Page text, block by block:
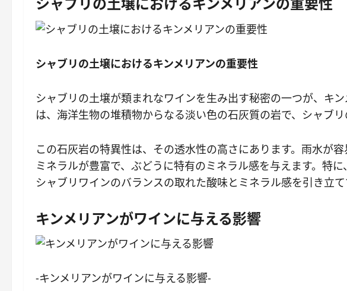
シャブリの土壌におけるキンメリアンの重要性
シャブリの土壌が類まれなワインを生み出す秘密の一つが、キ
は、海洋生物の堆積物からなる淡い色の石灰質の岩で、シャブリ
この石灰岩の特異性は、その透水性の高さにあります。雨水が
ミネラルが豊富で、ぶどうに特有のミネラル感を与えます。特
シャブリワインのバランスの取れた酸味とミネラル感を引き立て
キンメリアンがワインに与える影響
-キンメリアンがワインに与える影響-